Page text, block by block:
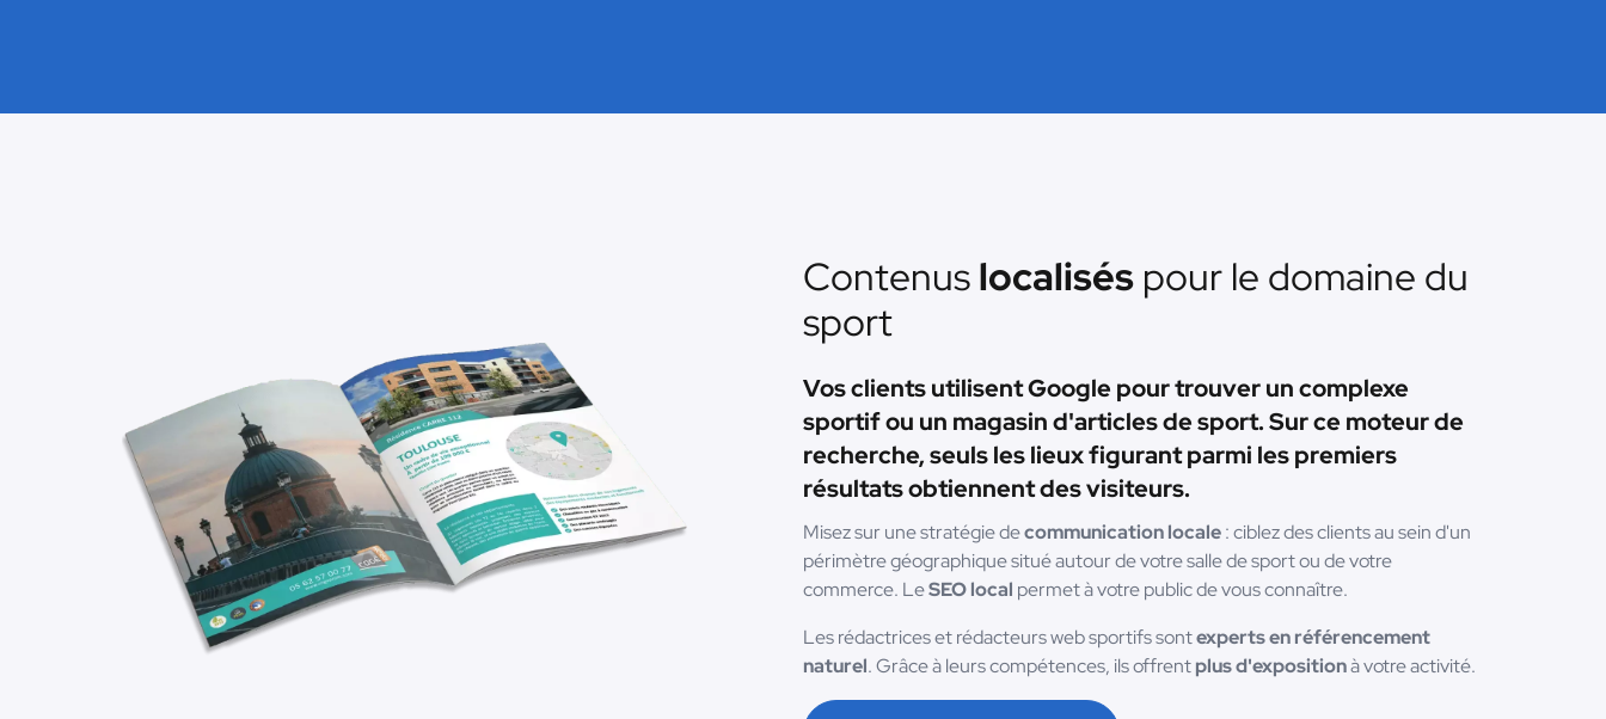
Contenuslocaliséspour le domaine du
sport
Vos clients utilisent Google pour trouver un complexe
sportif ou un magasin d'articles de sport. Sur ce moteur de
recherche, seuls les lieux figurant parmi les premiers
résultats obtiennent des visiteurs.
Misez sur une stratégie decommunication locale: ciblez des clients au sein d'un
périmètre géographique situé autour de votre salle de sport ou de votre
commerce. LeSEO local permet à votre public de vous connaître.
Les rédactrices et rédacteurs web sportifs sontexperts en référencement
naturel. Grâce à leurs compétences, ils offrentplus d'expositionà votre activité.